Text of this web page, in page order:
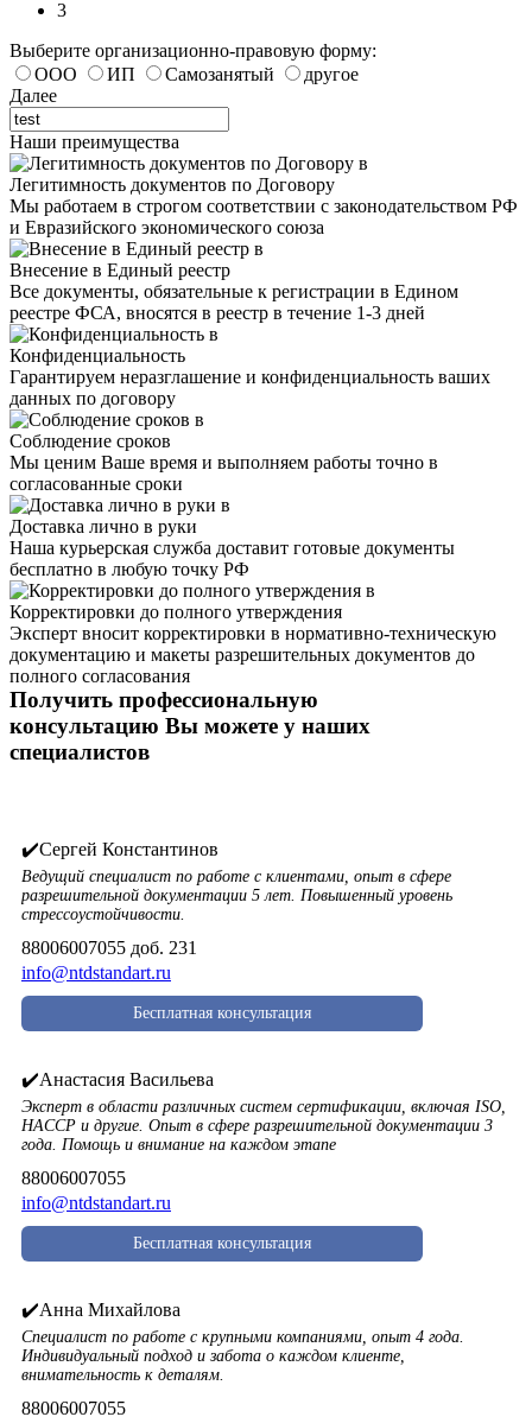
3
Выберите организационно-правовую форму:
ООО
ИП Самозанятый
другое
Далее
Наши преимущества
Легитимность документов по Договору
Мы работаем в строгом соответствии с законодательством РФ
и Евразийского экономического союза
Внесение в Единый реестр
Все документы, обязательные к регистрации в Едином
реестре ФСА, вносятся в реестр в течение 1-3 дней
Конфиденциальность
Гарантируем неразглашение и конфиденциальность ваших
данных по договору
Соблюдение сроков
Мы ценим Ваше время и выполняем работы точно в
согласованные сроки
Доставка лично в руки
Наша курьерская служба доставит готовые документы
бесплатно в любую точку РФ
Корректировки до полного утверждения
Эксперт вносит корректировки в нормативно-техническую
документацию и макеты разрешительных документов до
полного согласования
Получить профессиональную
консультацию Вы можете у наших
специалистов
✔️Сергей Константинов
Ведущий специалист по работе с клиентами, опыт в сфере
разрешительной документации 5 лет. Повышенный уровень
стрессоустойчивости.
88006007055 доб. 231
info@ntdstandart.ru
Бесплатная консультация
✔️Анастасия Васильева
Эксперт в области различных систем сертификации, включая ISO,
HACCP и другие. Опыт в сфере разрешительной документации 3
года. Помощь и внимание на каждом этапе
88006007055
info@ntdstandart.ru
Бесплатная консультация
✔️Анна Михайлова
Специалист по работе с крупными компаниями, опыт 4 года.
Индивидуальный подход и забота о каждом клиенте,
внимательность к деталям.
88006007055